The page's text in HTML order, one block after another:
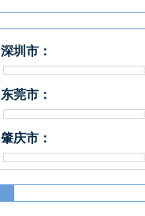
深圳市：
东莞市：
肇庆市：